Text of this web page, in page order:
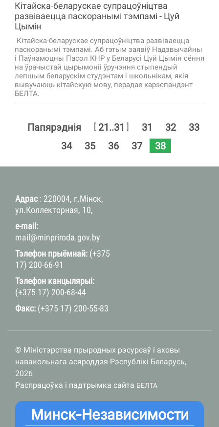
Кітайска-беларускае супрацоўніцтва
развіваецца паскоранымі тэмпамі - Цуй
Цымін
Кітайска-беларускае супрацоўніцтва развіваецца
паскоранымі тэмпамі. Аб гэтым заявіў Надзвычайны
і Паўнамоцны Пасол КНР у Беларусі Цуй Цымін сёння
на ўрачыстай цырымоніі ўручэння стыпендый
лепшым беларускім студэнтам і школьнікам, якія
вывучаюць кітайскую мову, перадае карэспандэнт
БЕЛТА.
Папярэднія [ 21..31 ] 31 32
33
34
35 36 37 38
Адрас: 220004, г.Мінск,
ул.Коллекторная, 10,
e-mail:
mail@minpriroda.gov.by
Тэлефон прыёмнай: (+375
17) 200-66-91
Тэлефон канцылярыі:
(+375 17) 200-68-44
Факс: (+375 17) 200-55-83
© Міністэрства прыродных рэсурсаў і аховы
навакольнага асяроддзя Рэспублікі Беларусь,
2026
Распрацоўка і падтрымка сайта БЕЛТА
Минск-Независимости